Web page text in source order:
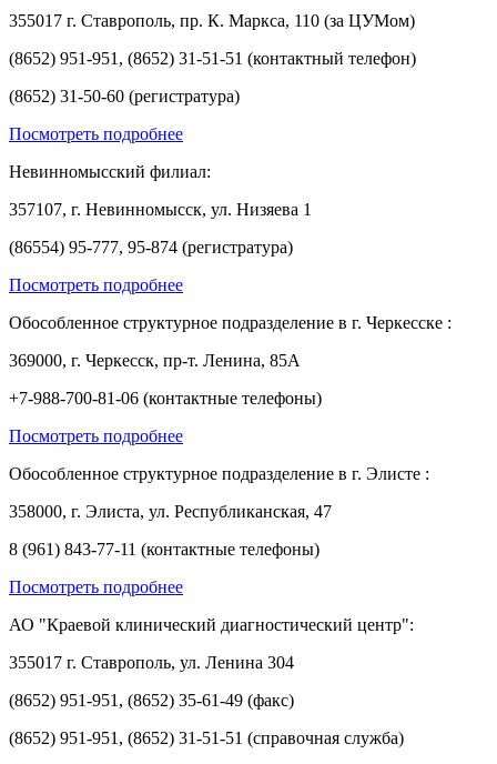
355017 г. Ставрополь, пр. К. Маркса, 110 (за ЦУМом)
(8652) 951-951, (8652) 31-51-51 (контактный телефон)
(8652) 31-50-60 (регистратура)
Посмотреть подробнее
Невинномысский филиал:
357107, г. Невинномысск, ул. Низяева 1
(86554) 95-777, 95-874 (регистратура)
Посмотреть подробнее
Обособленное структурное подразделение в г. Черкесске :
369000, г. Черкесск, пр-т. Ленина, 85А
+7-988-700-81-06 (контактные телефоны)
Посмотреть подробнее
Обособленное структурное подразделение в г. Элисте :
358000, г. Элиста, ул. Республиканская, 47
8 (961) 843-77-11 (контактные телефоны)
Посмотреть подробнее
АО "Краевой клинический диагностический центр":
355017 г. Ставрополь, ул. Ленина 304
(8652) 951-951, (8652) 35-61-49 (факс)
(8652) 951-951, (8652) 31-51-51 (справочная служба)